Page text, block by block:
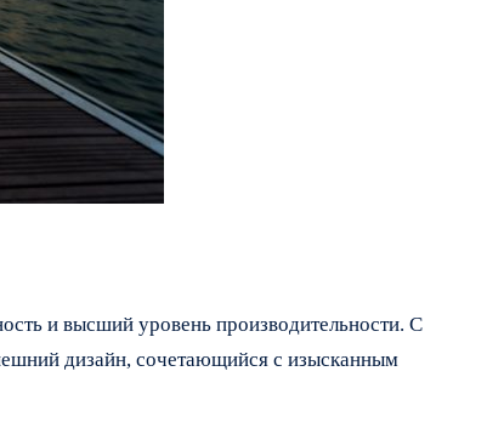
и высший уровень производительности. С
дизайн, сочетающийся с изысканным